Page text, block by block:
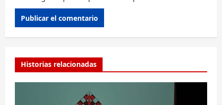
Historias relacionadas